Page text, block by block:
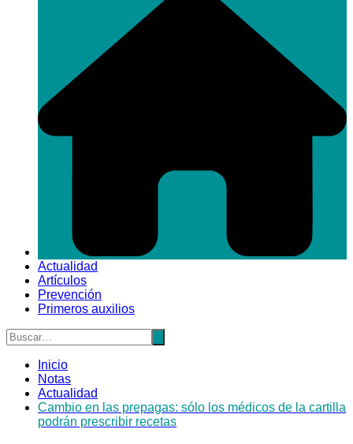
Actualidad
Artículos
Prevención
Primeros auxilios
Inicio
Notas
Actualidad
Cambio en las prepagas: sólo los médicos de la cartilla
podrán prescribir recetas